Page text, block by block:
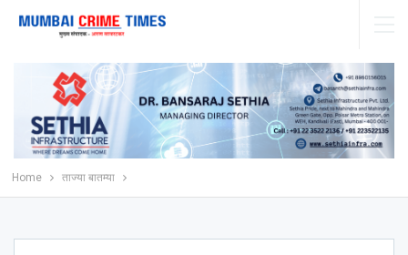
Home ताज्या बातम्या